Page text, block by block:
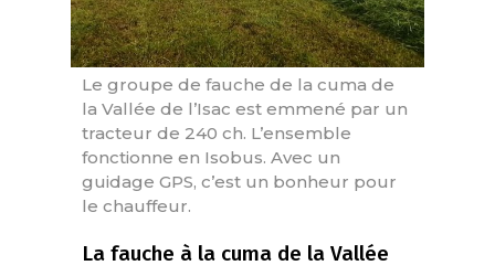
Le groupe de fauche de la cuma de
la Vallée de l’Isac est emmené par un
tracteur de 240 ch. L’ensemble
fonctionne en Isobus. Avec un
guidage GPS, c’est un bonheur pour
le chauffeur.
La fauche à la cuma de la Vallée